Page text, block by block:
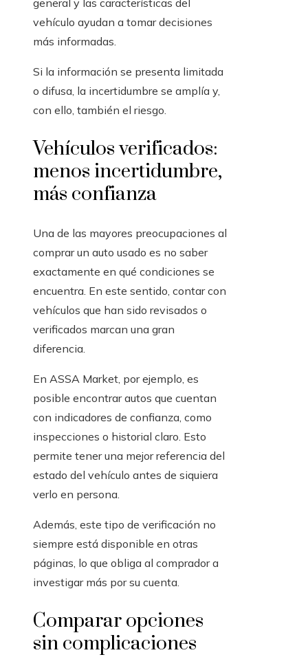
general y las características del
vehículo ayudan a tomar decisiones
más informadas.
Si la información se presenta limitada
o difusa, la incertidumbre se amplía y,
con ello, también el riesgo.
Vehículos verificados:
menos incertidumbre,
más confianza
Una de las mayores preocupaciones al
comprar un auto usado es no saber
exactamente en qué condiciones se
encuentra. En este sentido, contar con
vehículos que han sido revisados o
verificados marcan una gran
diferencia.
En ASSA Market, por ejemplo, es
posible encontrar autos que cuentan
con indicadores de confianza, como
inspecciones o historial claro. Esto
permite tener una mejor referencia del
estado del vehículo antes de siquiera
verlo en persona.
Además, este tipo de verificación no
siempre está disponible en otras
páginas, lo que obliga al comprador a
investigar más por su cuenta.
Comparar opciones
sin complicaciones